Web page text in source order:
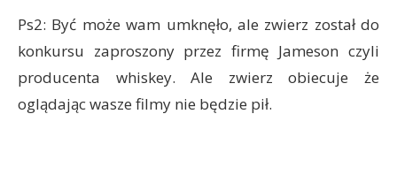
Ps2: Być może wam umknęło, ale zwierz został do
konkursu zaproszony przez firmę Jameson czyli
producenta whiskey. Ale zwierz obiecuje że
oglądając wasze filmy nie będzie pił.